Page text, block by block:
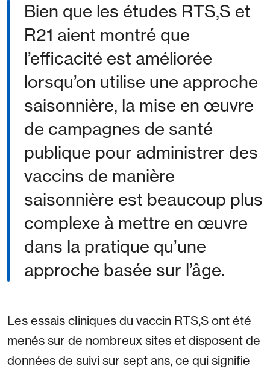
Bien que les études RTS,S et
R21 aient montré que
l’efficacité est améliorée
lorsqu’on utilise une approche
saisonnière, la mise en œuvre
de campagnes de santé
publique pour administrer des
vaccins de manière
saisonnière est beaucoup plus
complexe à mettre en œuvre
dans la pratique qu’une
approche basée sur l’âge.
Les essais cliniques du vaccin RTS,S ont été
menés sur de nombreux sites et disposent de
données de suivi sur sept ans, ce qui signifie